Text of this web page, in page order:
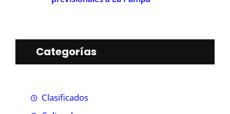
Categorías
Clasificados